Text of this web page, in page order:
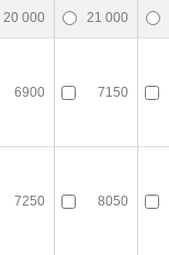
20 000 21 000
6900 7150
7250 8050